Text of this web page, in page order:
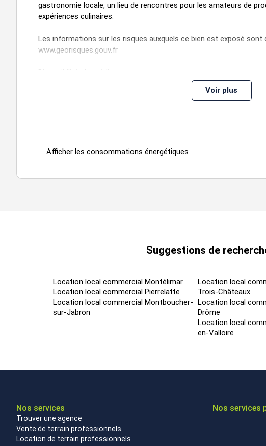
gastronomie locale, un lieu de rencontres pour les amateurs de
expériences culinaires.
Les informations sur les risques auxquels ce bien est exposé sont
www.georisques.gouv.fr
lot 11
4,80 x 3,80 18,24 m²
Voir plus
Afficher les consommations énergétiques
Suggestions de
Location local commercial Montélimar
Location local commercial Pierrelatte
Location local commercial Montboucher-
sur-Jabron
Location local
Trois-Châteaux
Location local
Drôme
Location local
en-Valloire
Nos services
Trouver une agence
Vente de terrain professionnels
Location de terrain professionnels
Nos services